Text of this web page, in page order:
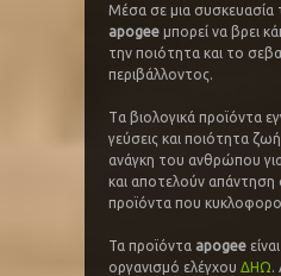
Μέσα σε μια
apogee μπορεί να βρει
την ποιότητα και το
περιβάλλοντος.
Tα βιολογικά προϊόντα
γεύσεις και ποιότητα
ανάγκη του ανθρώπου
και αποτελούν απάντηση
προϊόντα που
Τα προϊόντα apogee
οργανισμό ελέγχου ΔΗΩ